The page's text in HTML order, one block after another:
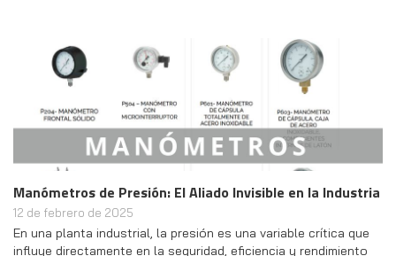
Manómetros de Presión: El Aliado Invisible en la Industria
12 de febrero de 2025
En una planta industrial, la presión es una variable crítica que
influye directamente en la seguridad, eficiencia y rendimiento